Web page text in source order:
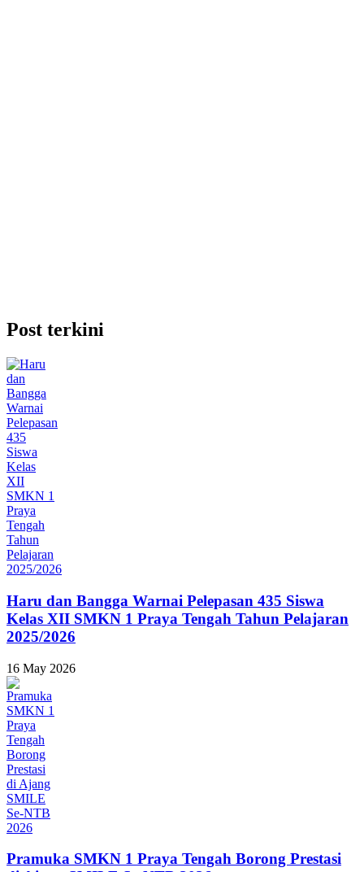
Post terkini
Haru dan Bangga Warnai Pelepasan 435 Siswa
Kelas XII SMKN 1 Praya Tengah Tahun Pelajaran
2025/2026
16 May 2026
Pramuka SMKN 1 Praya Tengah Borong Prestasi